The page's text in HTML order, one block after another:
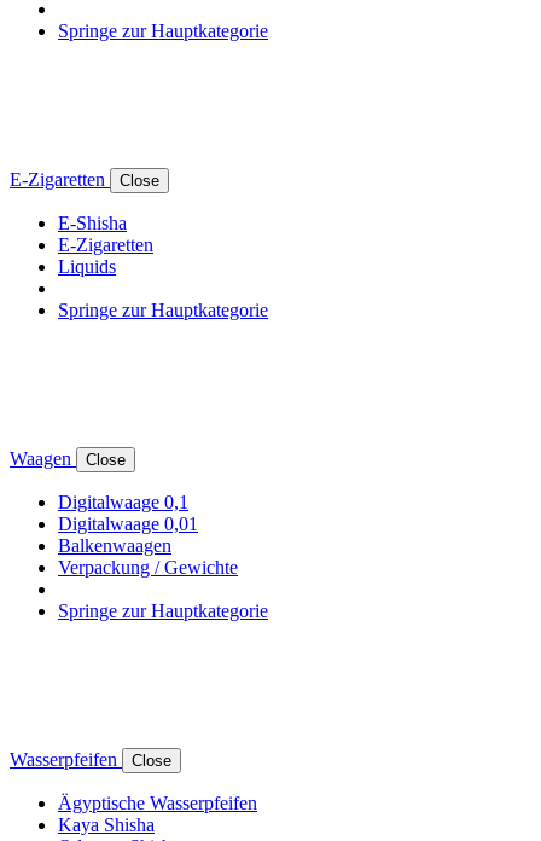
Springe zur Hauptkategorie
E-Zigaretten Close
E-Shisha
E-Zigaretten
Liquids
Springe zur Hauptkategorie
Waagen Close
Digitalwaage 0,1
Digitalwaage 0,01
Balkenwaagen
Verpackung / Gewichte
Springe zur Hauptkategorie
Wasserpfeifen Close
Ägyptische Wasserpfeifen
Kaya Shisha